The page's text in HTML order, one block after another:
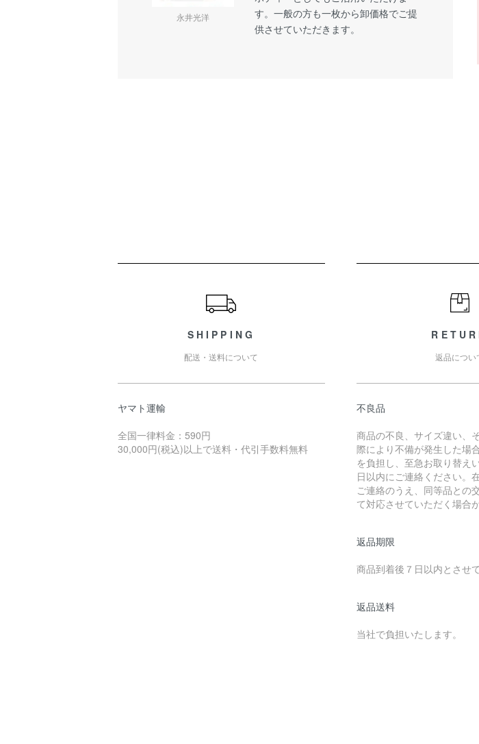
永井光洋
す。一般の方も一枚から卸価格でご提
供させていただきます。
SHIPPING
配送・送料について
ヤマト運輸
全国一律料金：590円
30,000円(税込)以上で送料・代引手数料無料
返品につい
不良品
商品の不良、サイズ違い、
際により不備が発生した場
を負担し、至急お取り替え
日以内にご連絡ください。
ご連絡のうえ、同等品との
て対応させていただく場合
返品期限
商品到着後７日以内とさせ
返品送料
当社で負担いたします。